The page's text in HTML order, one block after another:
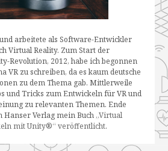
arbeitete als Software-Entwickler
Virtual Reality. Zum Start der
Revolution, 2012, habe ich begonnen
VR zu schreiben, da es kaum deutsche
zu dem Thema gab. Mittlerweile
und Tricks zum Entwickeln für VR und
zu relevanten Themen. Ende
Hanser Verlag mein Buch „Virtual
mit Unity®“ veröffentlicht.